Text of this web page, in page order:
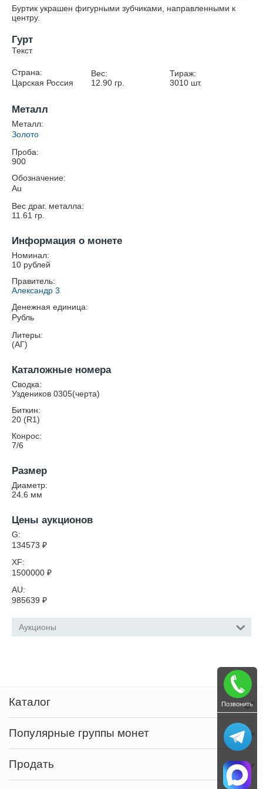
Буртик украшен фигурными зубчиками, направленными к
центру.
Гурт
Текст
Страна:
Царская Россия
Вес:
12.90гр.
Тираж:
3010 шт.
Металл
Металл:
Золото
Проба:
900
Обозначение:
Au
Вес драг. металла:
11.61 гр.
Информация о монете
Номинал:
10 рублей
Правитель:
Александр 3
Денежная единица:
Рубль
Литеры:
(АГ)
Каталожные номера
Сводка:
Уздеников 0305(черта)
Биткин:
20 (R1)
Конрос:
7/6
Размер
Диаметр:
24.6 мм
Цены аукционов
G:
134573 ₽
XF:
1500000 ₽
AU:
985639 ₽
Аукционы
Каталог
Популярные группы монет
Продать
Позвонить